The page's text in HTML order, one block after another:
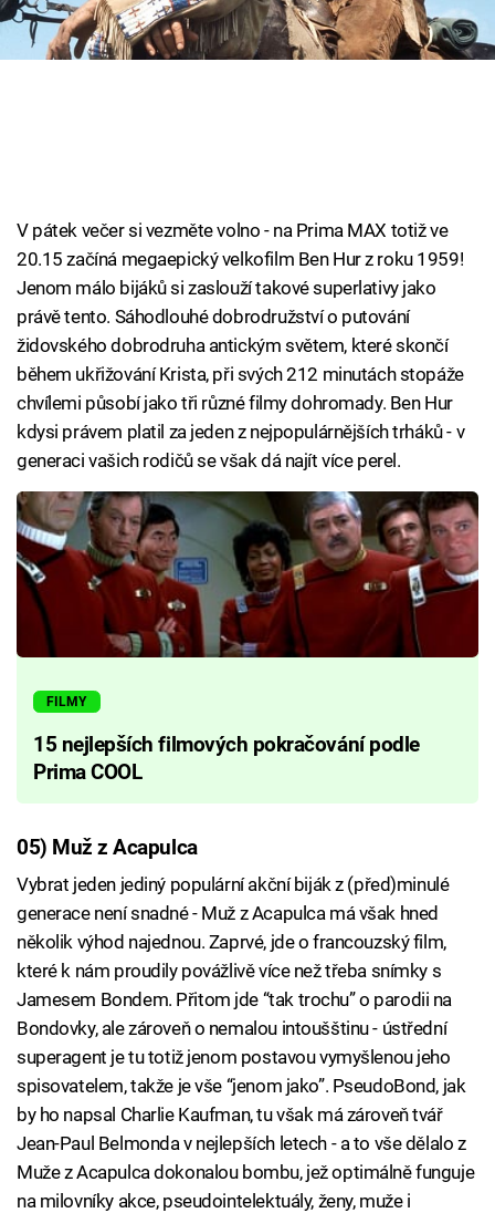
Cool Esport
Přihlášení
Sledujte nás
V pátek večer si vezměte volno - na Prima MAX totiž ve
20.15 začíná megaepický velkofilm Ben Hur z roku 1959!
Jenom málo bijáků si zaslouží takové superlativy jako
právě tento. Sáhodlouhé dobrodružství o putování
židovského dobrodruha antickým světem, které skončí
během ukřižování Krista, při svých 212 minutách stopáže
chvílemi působí jako tři různé filmy dohromady. Ben Hur
kdysi právem platil za jeden z nejpopulárnějších trháků - v
generaci vašich rodičů se však dá najít více perel.
FILMY
15 nejlepších filmových pokračování podle
Prima COOL
05) Muž z Acapulca
Vybrat jeden jediný populární akční biják z (před)minulé
generace není snadné - Muž z Acapulca má však hned
několik výhod najednou. Zaprvé, jde o francouzský film,
které k nám proudily povážlivě více než třeba snímky s
Jamesem Bondem. Přitom jde “tak trochu” o parodii na
Bondovky, ale zároveň o nemalou intoušštinu - ústřední
superagent je tu totiž jenom postavou vymyšlenou jeho
spisovatelem, takže je vše “jenom jako”. PseudoBond, jak
by ho napsal Charlie Kaufman, tu však má zároveň tvář
Jean-Paul Belmonda v nejlepších letech - a to vše dělalo z
Muže z Acapulca dokonalou bombu, jež optimálně funguje
na milovníky akce, pseudointelektuály, ženy, muže i